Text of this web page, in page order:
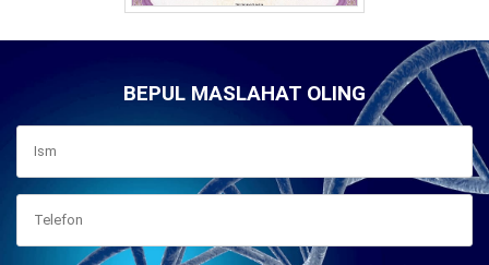
BEPUL MASLAHAT OLING